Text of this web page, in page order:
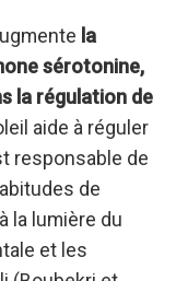
la
sérotonine,
la régulation de
aide à réguler
responsable de
de
la lumière du
et les